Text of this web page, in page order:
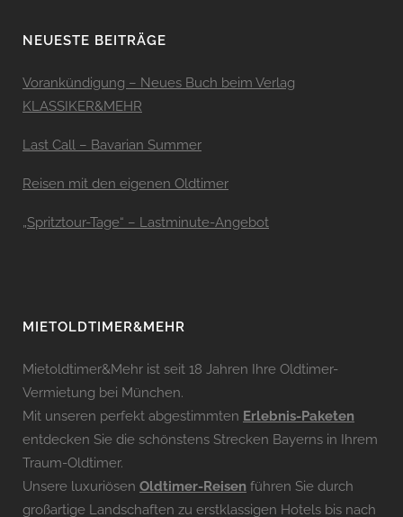
NEUESTE BEITRÄGE
Vorankündigung – Neues Buch beim Verlag
KLASSIKER&MEHR
Last Call – Bavarian Summer
Reisen mit den eigenen Oldtimer
„Spritztour-Tage“ – Lastminute-Angebot
MIETOLDTIMER&MEHR
Mietoldtimer&Mehr ist seit 18 Jahren Ihre Oldtimer-
Vermietung bei München.
Mit unseren perfekt abgestimmten Erlebnis-Paketen
entdecken Sie die schönstens Strecken Bayerns in Ihrem
Traum-Oldtimer.
Unsere luxuriösen Oldtimer-Reisen führen Sie durch
großartige Landschaften zu erstklassigen Hotels bis nach